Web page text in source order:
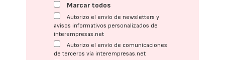
Marcar todos
Autorizo el envío de newsletters y
avisos informativos personalizados de
interempresas.net
Autorizo el envío de comunicaciones
de terceros vía interempresas.net